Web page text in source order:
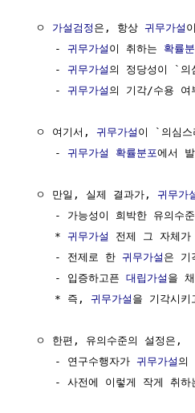
  ㅇ
가설검정 은, 항상 귀무가설
     -
귀무가설 이 취하는 확률
     -
귀무가설 의 정당성이 `의
     -
귀무가설 의 기각/수용 여
  ㅇ 여기서,
귀무가설 이 `의심
     -
귀무가설 확률분포에서
  ㅇ 만일, 실제 결과가,
귀무가
- 가능성이 희박한 유의수
     *
귀무가설 전제 그 자체가
     - 전제로 한
귀무가설 은 기
     - 입증하고픈
대립가설 을
     * 즉,
귀무가설 을 기각시
  ㅇ 한편, 유의수준의 설정은,
     - 연구수행자가
귀무가설 의
- 사전에 이렇게 작게 취하